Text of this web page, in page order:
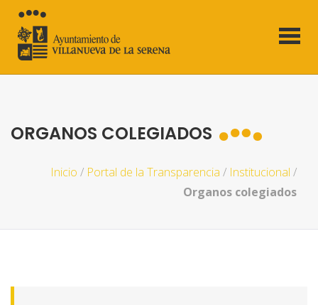
ORGANOS COLEGIADOS
Inicio / Portal de la Transparencia / Institucional /
Organos colegiados